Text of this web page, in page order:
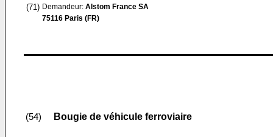
(71) Demandeur: Alstom France SA
75116 Paris (FR)
(54) Bougie de véhicule ferroviaire